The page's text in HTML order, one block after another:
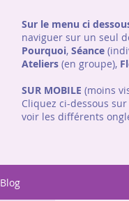
Sur le menu ci
naviguer sur un seul
Pourquoi, Séance
Ateliers (en groupe),
SUR MOBILE (moins
Cliquez ci-dessous sur
voir les différents
Blog